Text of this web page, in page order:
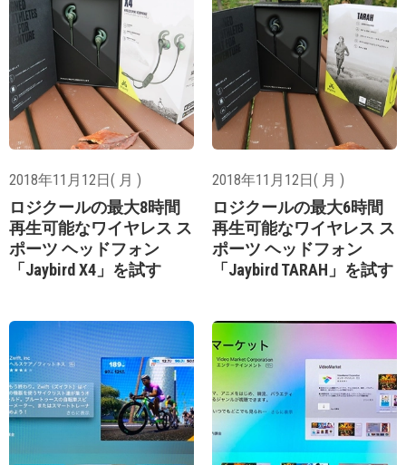
2018年11月12日( 月 )
ロジクールの最大8時間
再生可能なワイヤレス ス
ポーツ ヘッドフォン
「Jaybird X4」を試す
2018年11月12日( 月 )
ロジクールの最大6時間
再生可能なワイヤレス ス
ポーツ ヘッドフォン
「Jaybird TARAH」を試す